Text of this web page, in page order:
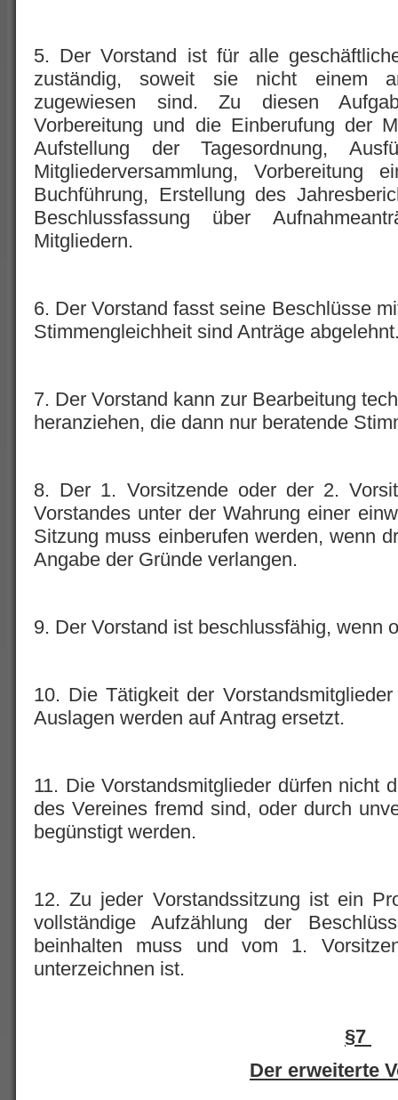
5. Der Vorstand ist für alle
zuständig, soweit sie nicht einem
zugewiesen sind. Zu diesen
Vorbereitung und die Einberufung der
Aufstellung der Tagesordnung,
Mitgliederversammlung, Vorbereitung
Buchführung, Erstellung des
Beschlussfassung über
Mitgliedern.
6. Der Vorstand fasst seine Beschlüsse
Stimmengleichheit sind Anträge
7. Der Vorstand kann zur Bearbeitung
heranziehen, die dann nur beratende
8. Der 1. Vorsitzende oder der 2.
Vorstandes unter der Wahrung einer
Sitzung muss einberufen werden, wenn
Angabe der Gründe verlangen.
9. Der Vorstand ist beschlussfähig, wenn
10. Die Tätigkeit der
Auslagen werden auf Antrag ersetzt.
11. Die Vorstandsmitglieder dürfen nicht
des Vereines fremd sind, oder durch
begünstigt werden.
12. Zu jeder Vorstandssitzung ist ein
vollständige Aufzählung der
beinhalten muss und vom 1.
unterzeichnen ist.
§7
Der erweiterte